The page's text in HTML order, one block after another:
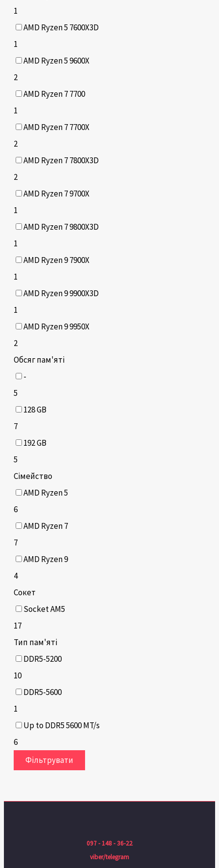
1
AMD Ryzen 5 7600X3D
1
AMD Ryzen 5 9600X
2
AMD Ryzen 7 7700
1
AMD Ryzen 7 7700X
2
AMD Ryzen 7 7800X3D
2
AMD Ryzen 7 9700X
1
AMD Ryzen 7 9800X3D
1
AMD Ryzen 9 7900X
1
AMD Ryzen 9 9900X3D
1
AMD Ryzen 9 9950X
2
Обсяг пам'яті
-
5
128 GB
7
192 GB
5
Сімейство
AMD Ryzen 5
6
AMD Ryzen 7
7
AMD Ryzen 9
4
Сокет
Socket AM5
17
Тип пам'яті
DDR5-5200
10
DDR5-5600
1
Up to DDR5 5600 MT/s
6
Фільтрувати
097 - 148 - 36-22
viber/telegram